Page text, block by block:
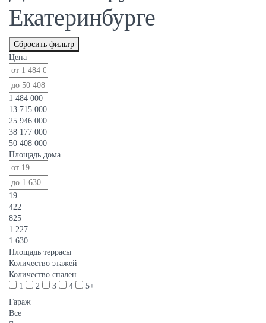
Екатеринбурге
Сбросить фильтр
Цена
1 484 000
13 715 000
25 946 000
38 177 000
50 408 000
Площадь дома
19
422
825
1 227
1 630
Площадь террасы
Количество этажей
Количество спален
1
2 3 4
5+
Гараж
Все